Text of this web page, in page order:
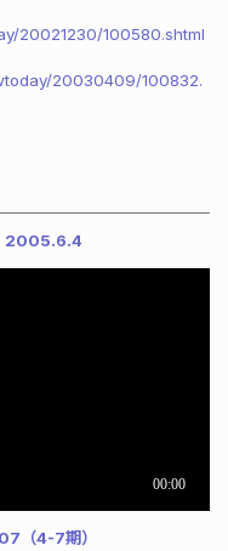
20021230/100580.shtml
20030409/100832.
2005.6.4
（4-7期）